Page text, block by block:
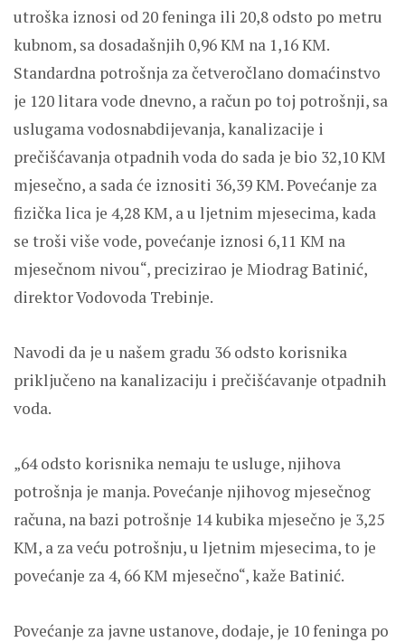
utroška iznosi od 20 feninga ili 20,8 odsto po metru
kubnom, sa dosadašnjih 0,96 KM na 1,16 KM.
Standardna potrošnja za četveročlano domaćinstvo
je 120 litara vode dnevno, a račun po toj potrošnji, sa
uslugama vodosnabdijevanja, kanalizacije i
prečišćavanja otpadnih voda do sada je bio 32,10 KM
mjesečno, a sada će iznositi 36,39 KM. Povećanje za
fizička lica je 4,28 KM, a u ljetnim mjesecima, kada
se troši više vode, povećanje iznosi 6,11 KM na
mjesečnom nivou“, precizirao je Miodrag Batinić,
direktor Vodovoda Trebinje.
Navodi da je u našem gradu 36 odsto korisnika
priključeno na kanalizaciju i prečišćavanje otpadnih
voda.
„64 odsto korisnika nemaju te usluge, njihova
potrošnja je manja. Povećanje njihovog mjesečnog
računa, na bazi potrošnje 14 kubika mjesečno je 3,25
KM, a za veću potrošnju, u ljetnim mjesecima, to je
povećanje za 4, 66 KM mjesečno“, kaže Batinić.
Povećanje za javne ustanove, dodaje, je 10 feninga po